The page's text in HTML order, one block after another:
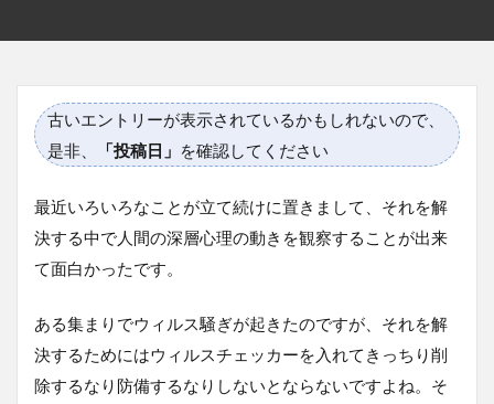
古いエントリーが表示されているかもしれないので、
是非、
「投稿日」 を確認してください
最近いろいろなことが立て続けに置きまして、それを解
決する中で人間の深層心理の動きを観察することが出来
て面白かったです。
ある集まりでウィルス騒ぎが起きたのですが、それを解
決するためにはウィルスチェッカーを入れてきっちり削
除するなり防備するなりしないとならないですよね。そ